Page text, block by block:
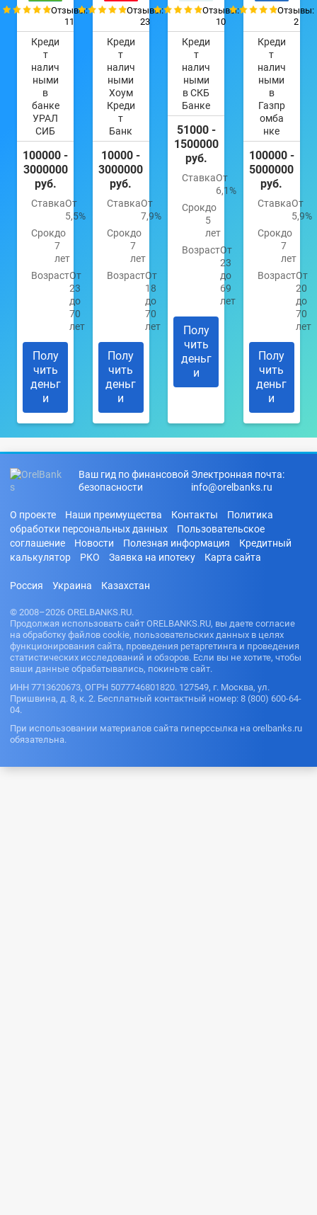
Отзывы:
11
Креди
т
налич
ными
в
банке
УРАЛ
СИБ
100000 -
3000000
руб.
СтавкаОт
5,5%
Срокдо
7
лет
ВозрастОт
23
до
70
лет
Полу
чить
деньг
и
Отзывы:
23
Креди
т
налич
ными
Хоум
Креди
т
Банк
10000 -
3000000
руб.
СтавкаОт
7,9%
Срокдо
7
лет
ВозрастОт
18
до
70
лет
Полу
чить
деньг
и
Отзывы:
10
Креди
т
налич
ными
в СКБ
Банке
51000 -
1500000
руб.
СтавкаОт
6,1%
Срокдо
5
лет
ВозрастОт
23
до
69
лет
Полу
чить
деньг
и
Отзывы:
2
Креди
т
налич
ными
в
Газпр
омба
нке
100000 -
5000000
руб.
СтавкаОт
5,9%
Срокдо
7
лет
ВозрастОт
20
до
70
лет
Полу
чить
деньг
и
Ваш гид по финансовой
безопасности
Электронная почта:
info@orelbanks.ru
О проекте Наши преимущества Контакты
Политика
обработки персональных данных
Пользовательское
соглашение
Новости Полезная информация
Кредитный
калькулятор
РКО Заявка на ипотеку Карта сайта
Россия Украина Казахстан
© 2008–2026 ORELBANKS.RU.
Продолжая использовать сайт ORELBANKS.RU, вы даете согласие
на обработку файлов cookie, пользовательских данных в целях
функционирования сайта, проведения ретаргетинга и проведения
статистических исследований и обзоров. Если вы не хотите, чтобы
ваши данные обрабатывались, покиньте сайт.
ИНН 7713620673, ОГРН 5077746801820. 127549, г. Москва, ул.
Пришвина, д. 8, к. 2. Бесплатный контактный номер: 8 (800) 600-64-
04.
При использовании материалов сайта гиперссылка на orelbanks.ru
обязательна.